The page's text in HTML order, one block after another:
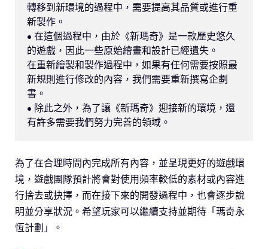
轉移到新環境的過程中，需要提高其品質或進行重
新製作。
• 在這個過程中，由於《新瑪奇》是一款歷史悠久
的遊戲，因此一些原始繪畫和設計已經遺失。
在重新繪製和製作過程中，如果有任何需要按照最
新規則進行修改的內容，我們需要重新撰寫企劃
書。
• 除此之外，為了讓《新瑪奇》迎接新的環境，還
有許多需要我們努力完善的領域。
為了在合理時間內完成所有內容，並呈現更好的遊戲環
境，遊戲團隊預計將會對使用頻率較低的素材或內容進
行捨去或抉擇，而在接下來的開發過程中，也會逐步說
明並分享狀況。希望玩家可以繼續支持並期待「瑪奇永
恆計劃」。